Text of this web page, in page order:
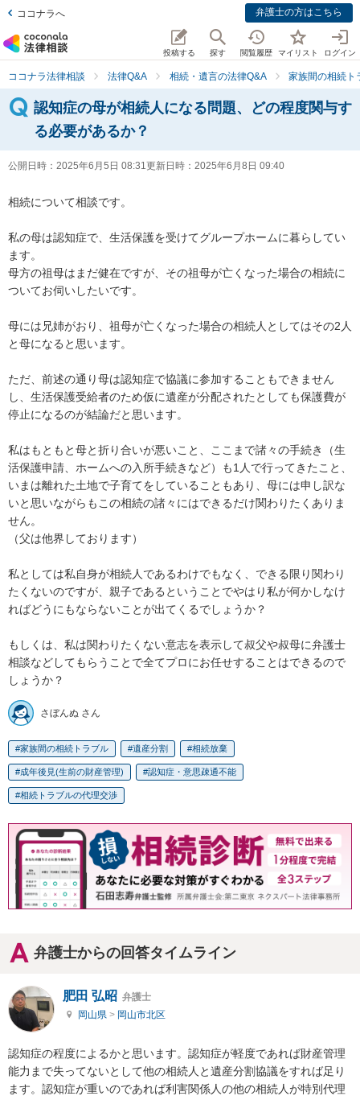
ココナラへ 弁護士の方はこちら
投稿する 探す 閲覧履歴 マイリスト ログイン
ココナラ法律相談 法律Q&A 相続・遺言の法律Q&A 家族間の相続ト
認知症の母が相続人になる問題、どの程度関与す
る必要があるか？
公開日時： 2025年6月5日 08:31更新日時： 2025年6月8日 09:40
相続について相談です。
私の母は認知症で、生活保護を受けてグループホームに暮らしてい
ます。
母方の祖母はまだ健在ですが、その祖母が亡くなった場合の相続に
ついてお伺いしたいです。
母には兄姉がおり、祖母が亡くなった場合の相続人としてはその2人
と母になると思います。
ただ、前述の通り母は認知症で協議に参加することもできません
し、生活保護受給者のため仮に遺産が分配されたとしても保護費が
停止になるのが結論だと思います。
私はもともと母と折り合いが悪いこと、ここまで諸々の手続き（生
活保護申請、ホームへの入所手続きなど）も1人で行ってきたこと、
いまは離れた土地で子育てをしていることもあり、母には申し訳な
いと思いながらもこの相続の諸々にはできるだけ関わりたくありま
せん。
（父は他界しております）
私としては私自身が相続人であるわけでもなく、できる限り関わり
たくないのですが、親子であるということでやはり私が何かしなけ
ればどうにもならないことが出てくるでしょうか？
もしくは、私は関わりたくない意志を表示して叔父や叔母に弁護士
相談などしてもらうことで全てプロにお任せすることはできるので
しょうか？
さぼんぬ さん
家族間の相続トラブル 遺産分割 相続放棄
成年後見(生前の財産管理) 認知症・意思疎通不能
相続トラブルの代理交渉
弁護士からの回答タイムライン
肥田 弘昭 弁護士
岡山県 > 岡山市北区
認知症の程度によるかと思います。認知症が軽度であれば財産管理
能力まで失ってないとして他の相続人と遺産分割協議をすれば足り
ます。認知症が重いのであれば利害関係人の他の相続人が特別代理